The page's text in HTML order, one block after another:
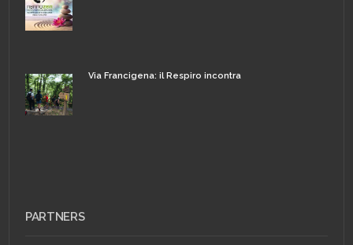
Via Francigena: il Respiro incontra
PARTNERS